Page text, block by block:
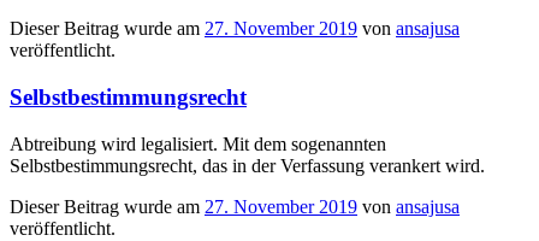
Dieser Beitrag wurde am 27. November 2019 von ansajusa
veröffentlicht.
Selbstbestimmungsrecht
Abtreibung wird legalisiert. Mit dem sogenannten
Selbstbestimmungsrecht, das in der Verfassung verankert wird.
Dieser Beitrag wurde am 27. November 2019 von ansajusa
veröffentlicht.